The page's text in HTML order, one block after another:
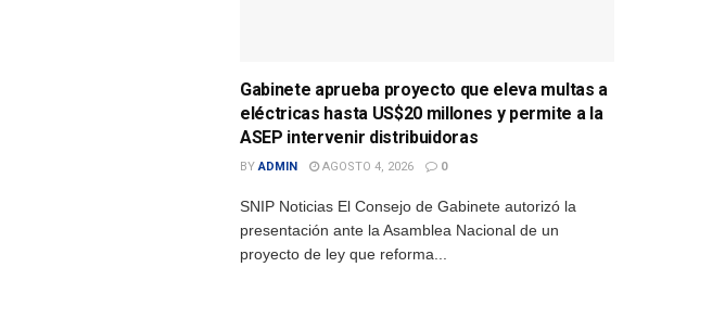
Gabinete aprueba proyecto que eleva multas a
eléctricas hasta US$20 millones y permite a la
ASEP intervenir distribuidoras
BY ADMIN AGOSTO 4, 2026 0
SNIP Noticias El Consejo de Gabinete autorizó la
presentación ante la Asamblea Nacional de un
proyecto de ley que reforma...